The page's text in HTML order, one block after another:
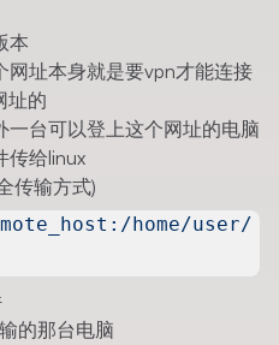
本
网址本身就是要vpn才能连接
址的
台可以登上这个网址的电脑
传给linux
传输方式)
home/user/
的那台电脑